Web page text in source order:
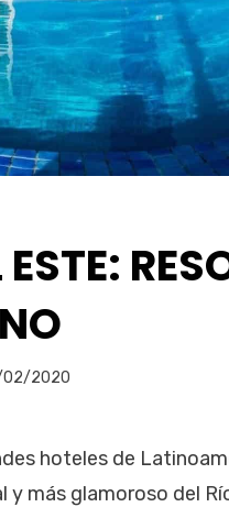
2020
hoteles de
más glamoroso del